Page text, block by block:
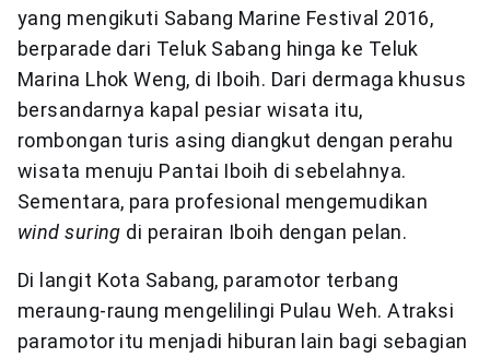
yang mengikuti Sabang Marine Festival 2016,
berparade dari Teluk Sabang hinga ke Teluk
Marina Lhok Weng, di Iboih. Dari dermaga khusus
bersandarnya kapal pesiar wisata itu,
rombongan turis asing diangkut dengan perahu
wisata menuju Pantai Iboih di sebelahnya.
Sementara, para profesional mengemudikan
wind suring di perairan Iboih dengan pelan.
Di langit Kota Sabang, paramotor terbang
meraung-raung mengelilingi Pulau Weh. Atraksi
paramotor itu menjadi hiburan lain bagi sebagian